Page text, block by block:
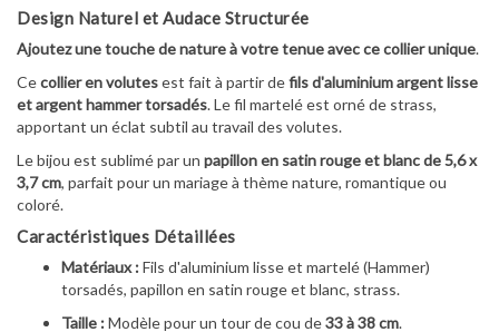
Design Naturel et Audace Structurée
Ajoutez une touche de nature à votre tenue avec ce collier unique.
Cecollier en volutesest fait à partir defils d'aluminium argent lisse
et argent hammer torsadés. Le fil martelé est orné de strass,
apportant un éclat subtil au travail des volutes.
Le bijou est sublimé par un papillon en satin rouge et blanc de 5,6 x
3,7 cm, parfait pour un mariage à thème nature, romantique ou
coloré.
Caractéristiques Détaillées
Matériaux :Fils d'aluminium lisse et martelé (Hammer)
torsadés, papillon en satin rouge et blanc, strass.
Taille :Modèle pour un tour de cou de33 à 38 cm.